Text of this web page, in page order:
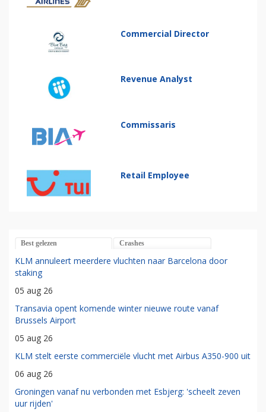
Commercial Director
Revenue Analyst
Commissaris
Retail Employee
Best gelezen Crashes
KLM annuleert meerdere vluchten naar Barcelona door
staking
05 aug 26
Transavia opent komende winter nieuwe route vanaf
Brussels Airport
05 aug 26
KLM stelt eerste commerciële vlucht met Airbus A350-900 uit
06 aug 26
Groningen vanaf nu verbonden met Esbjerg: 'scheelt zeven
uur rijden'